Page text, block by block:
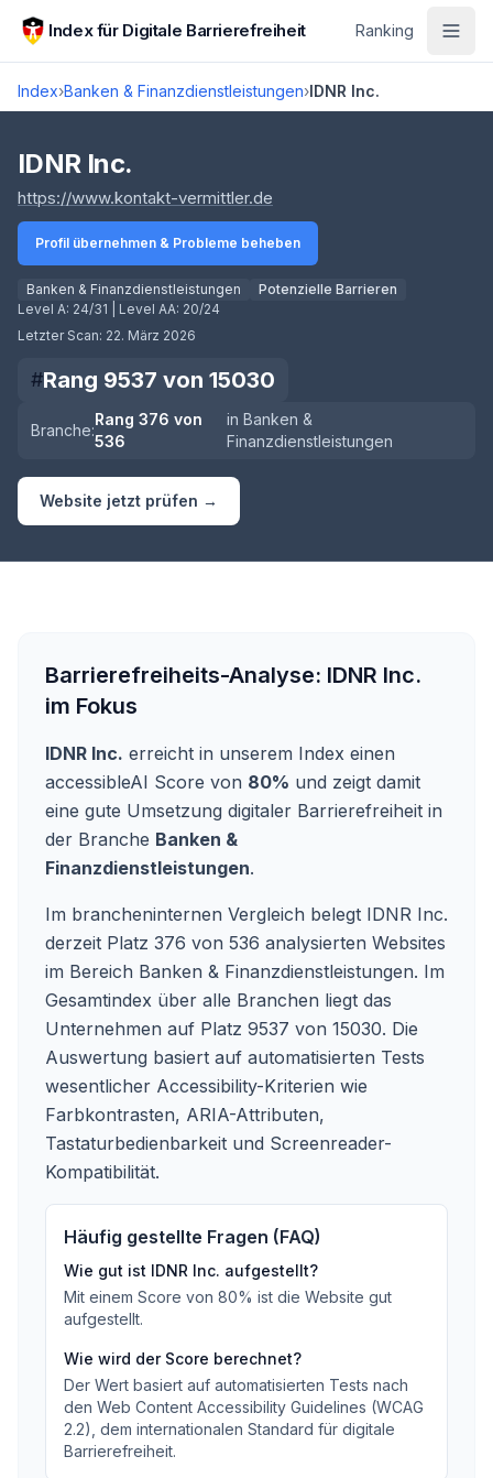
Zum Hauptinhalt springen
Index für Digitale Barrierefreiheit Ranking
Index›Banken & Finanzdienstleistungen›IDNR Inc.
Score lädt
IDNR Inc.
https://www.kontakt-vermittler.de
Profil übernehmen & Probleme beheben
Banken & Finanzdienstleistungen
Potenzielle Barrieren
Level A: 24/31 | Level AA: 20/24
Letzter Scan: 22. März 2026
#Rang 9537 von 15030
Branche:
Rang 376 von
536
in Banken &
Finanzdienstleistungen
Website jetzt prüfen →
Barrierefreiheits-Analyse: IDNR Inc.
im Fokus
IDNR Inc. erreicht in unserem Index einen
accessibleAI Score von 80% und zeigt damit
eine gute Umsetzung digitaler Barrierefreiheit in
der Branche Banken &
Finanzdienstleistungen.
Im brancheninternen Vergleich belegt IDNR Inc.
derzeit Platz 376 von 536 analysierten Websites
im Bereich Banken & Finanzdienstleistungen. Im
Gesamtindex über alle Branchen liegt das
Unternehmen auf Platz 9537 von 15030. Die
Auswertung basiert auf automatisierten Tests
wesentlicher Accessibility-Kriterien wie
Farbkontrasten, ARIA-Attributen,
Tastaturbedienbarkeit und Screenreader-
Kompatibilität.
Häufig gestellte Fragen (FAQ)
Wie gut ist IDNR Inc. aufgestellt?
Mit einem Score von 80% ist die Website gut
aufgestellt.
Wie wird der Score berechnet?
Der Wert basiert auf automatisierten Tests nach
den Web Content Accessibility Guidelines (WCAG
2.2), dem internationalen Standard für digitale
Barrierefreiheit.